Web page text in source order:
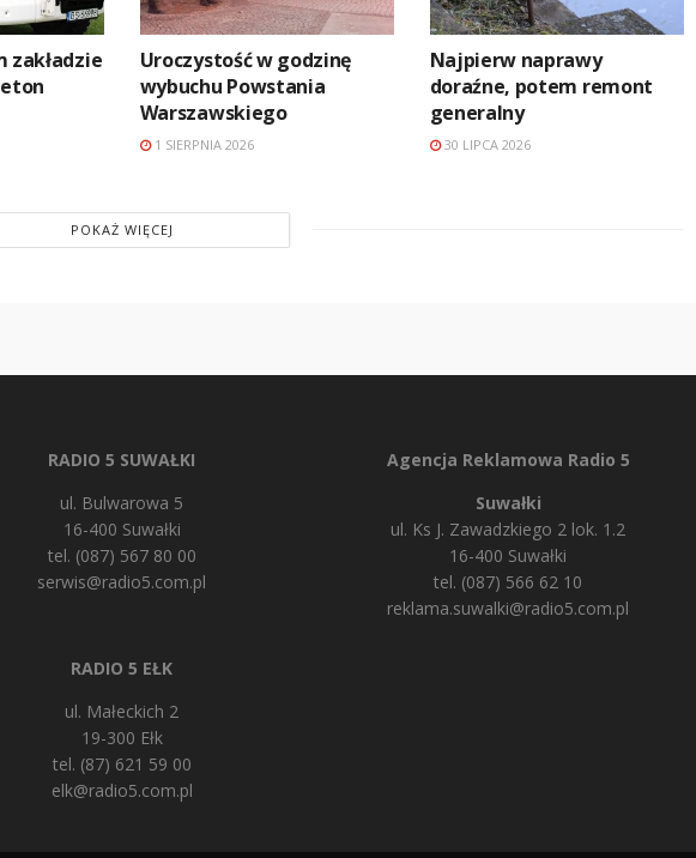
zakładzie
Uroczystość w godzinę
wybuchu Powstania
Warszawskiego
1 SIERPNIA 2026
Najpierw naprawy
doraźne, potem remont
generalny
30 LIPCA 2026
POKAŻ WIĘCEJ
RADIO 5 SUWAŁKI
ul. Bulwarowa 5
16-400 Suwałki
tel. (087) 567 80 00
serwis@radio5.com.pl
RADIO 5 EŁK
ul. Małeckich 2
19-300 Ełk
tel. (87) 621 59 00
elk@radio5.com.pl
Agencja Reklamowa Radio 5
Suwałki
ul. Ks J. Zawadzkiego 2 lok. 1.2
16-400 Suwałki
tel. (087) 566 62 10
reklama.suwalki@radio5.com.pl